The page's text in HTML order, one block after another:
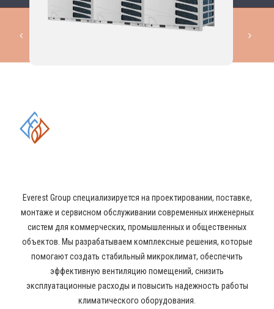
Everest Group специализируется на проектировании, поставке,
монтаже и сервисном обслуживании современных инженерных
систем для коммерческих, промышленных и общественных
объектов. Мы разрабатываем комплексные решения, которые
помогают создать стабильный микроклимат, обеспечить
эффективную вентиляцию помещений, снизить
эксплуатационные расходы и повысить надежность работы
климатического оборудования.